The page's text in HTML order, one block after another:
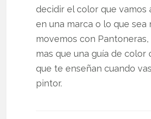
decidir el color que vamos
en una marca o lo que sea
movemos con Pantoneras,
mas que una guía de color
que te enseñan cuando
pintor.